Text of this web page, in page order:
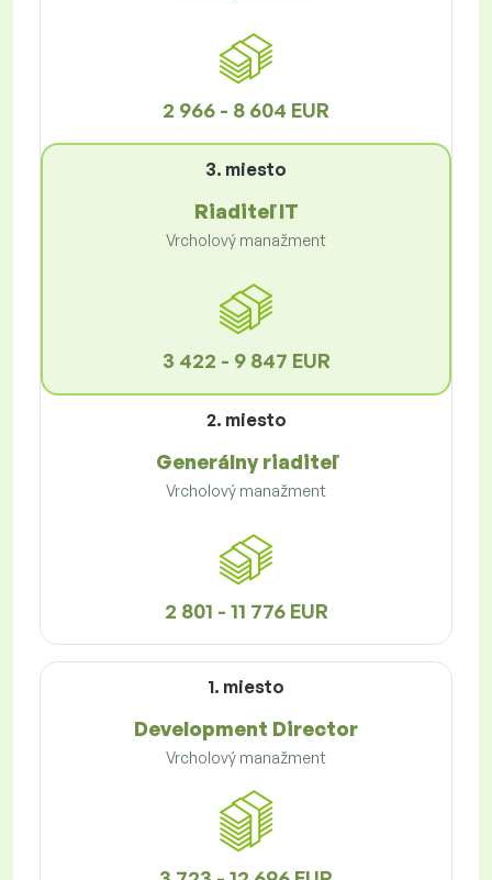
2 966 - 8 604 EUR
3. miesto
Riaditeľ IT
Vrcholový manažment
3 422 - 9 847 EUR
2. miesto
Generálny riaditeľ
Vrcholový manažment
2 801 - 11 776 EUR
1. miesto
Development Director
Vrcholový manažment